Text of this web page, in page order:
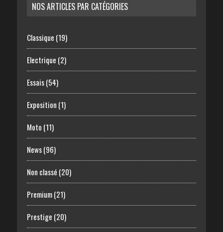
NOS ARTICLES PAR CATÉGORIES
Classique (19)
Electrique (2)
Essais(54)
Exposition (1)
Moto (11)
News(96)
Non classé (20)
Premium(21)
Prestige (20)